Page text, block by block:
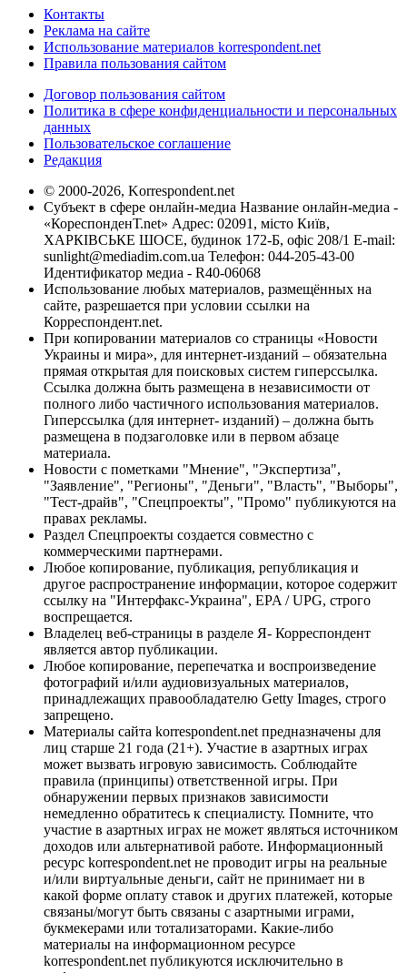
Контакты
Реклама на сайте
Использование материалов korrespondent.net
Правила пользования сайтом
Договор пользования сайтом
Политика в сфере конфиденциальности и персональных
данных
Пользовательское соглашение
Редакция
© 2000-2026, Korrespondent.net
Субъект в сфере онлайн-медиа Название онлайн-медиа -
«КореспонденТ.net» Адрес: 02091, місто Київ,
ХАРКІВСЬКЕ ШОСЕ, будинок 172-Б, офіс 208/1 E-mail:
sunlight@mediadim.com.ua Телефон: 044-205-43-00
Идентификатор медиа - R40-06068
Использование любых материалов, размещённых на
сайте, разрешается при условии ссылки на
Корреспондент.net.
При копировании материалов со страницы «Новости
Украины и мира», для интернет-изданий – обязательна
прямая открытая для поисковых систем гиперссылка.
Ссылка должна быть размещена в независимости от
полного либо частичного использования материалов.
Гиперссылка (для интернет- изданий) – должна быть
размещена в подзаголовке или в первом абзаце
материала.
Новости с пометками "Мнение", "Экспертиза",
"Заявление", "Регионы", "Деньги", "Власть", "Выборы",
"Тест-драйв", "Спецпроекты", "Промо" публикуются на
правах рекламы.
Раздел Спецпроекты создается совместно с
коммерческими партнерами.
Любое копирование, публикация, републикация и
другое распространение информации, которое содержит
ссылку на "Интерфакс-Украина", EPA / UPG, строго
воспрещается.
Владелец веб-страницы в разделе Я- Корреспондент
является автор публикации.
Любое копирование, перепечатка и воспроизведение
фотографий и/или аудиовизуальных материалов,
принадлежащих правообладателю Getty Images, строго
запрещено.
Материалы сайта korrespondent.net предназначены для
лиц старше 21 года (21+). Участие в азартных играх
может вызвать игровую зависимость. Соблюдайте
правила (принципы) ответственной игры. При
обнаружении первых признаков зависимости
немедленно обратитесь к специалисту. Помните, что
участие в азартных играх не может являться источником
доходов или альтернативой работе. Информационный
ресурс korrespondent.net не проводит игры на реальные
и/или виртуальные деньги, сайт не принимает ни в
какой форме оплату ставок и других платежей, которые
связаны/могут быть связаны с азартными играми,
букмекерами или тотализаторами. Какие-либо
материалы на информационном ресурсе
korrespondent.net публикуются исключительно в